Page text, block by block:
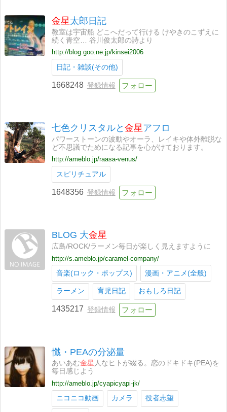
金星太郎日記
教室は宇宙船 どこへだって行ける けやきのこずえに
続く青空… 谷川俊太郎の詩より
http://blog.goo.ne.jp/kinsei2006
日記・雑談(その他)
1668248 登録情報
七色クリスタルと 金星アフロ
パワーストーンの波動やオーラ、レイキや体外離脱な
ど不思議でためになる記事を心がけております。
http://ameblo.jp/raasa-venus/
スピリチュアル
1648356 登録情報
BLOG 大金星
広島/ROCK/ラーメン毎日が楽しく見えますように
http://s.ameblo.jp/caramel-company/
音楽(ロック・ポップス)
漫画・アニメ(全般)
ラーメン 育児日記 おもしろ日記
1435217 登録情報
懺・PEAの分泌量
あいあむ金星 人なヒトが綴る。恋のドキドキ(PEA)を
毎日感じよう
http://ameblo.jp/cyapicyapi-jk/
ニコニコ動画
カメラ 役者志望